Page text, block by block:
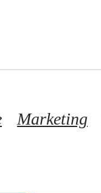
Marketing